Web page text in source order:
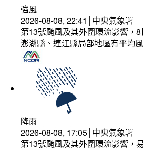
強風
2026-08-08, 22:41│中央氣象署
第13號颱風及其外圍環流影響，
澎湖縣、連江縣局部地區有平均
降雨
2026-08-08, 17:05│中央氣象署
第13號颱風及其外圍環流影響，